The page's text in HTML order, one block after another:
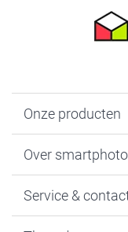
Onze producten
Fotoboeken
Fotocadeaus
Over smartphoto
Vacatures
Service &